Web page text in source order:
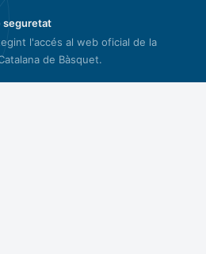
seguretat
l'accés al web oficial de la
de Bàsquet.